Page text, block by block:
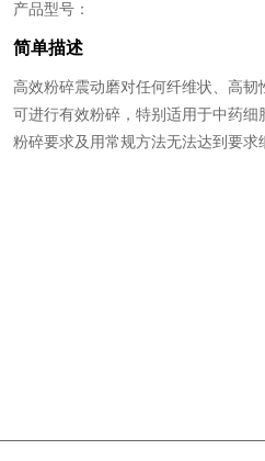
产品型号：
简单描述
高效粉碎震动磨对任何纤维状、高
可进行有效粉碎，特别适用于中药
粉碎要求及用常规方法无法达到要求